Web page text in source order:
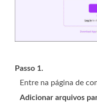
Passo 1.
Entre na página de
Adicionar arquivos